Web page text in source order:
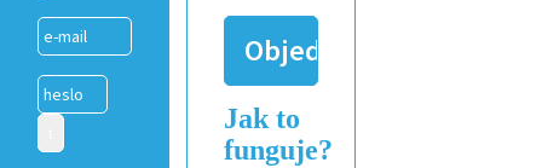
Objednat
Jak to
funguje?